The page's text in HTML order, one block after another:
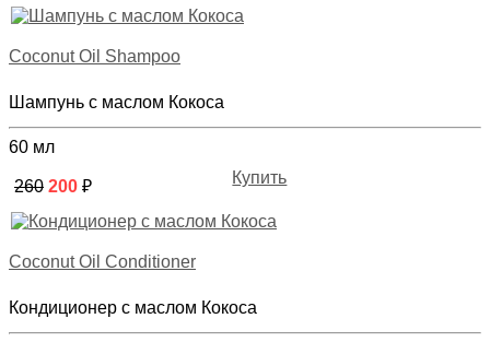
Coconut Oil Shampoo
Шампунь с маслом Кокоса
60 мл
260 200 ₽ Купить
Coconut Oil Conditioner
Кондиционер с маслом Кокоса